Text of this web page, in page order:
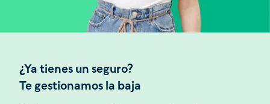
¿Ya tienes un seguro?
Te gestionamos la baja